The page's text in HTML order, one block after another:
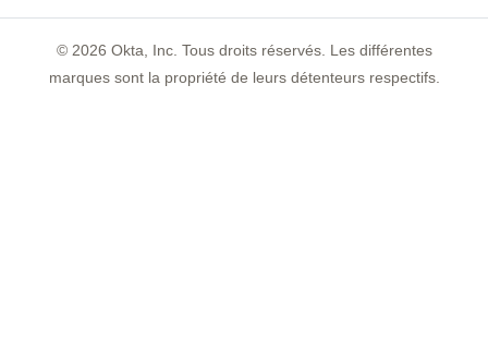
© 2026 Okta, Inc. Tous droits réservés. Les différentes
marques sont la propriété de leurs détenteurs respectifs.